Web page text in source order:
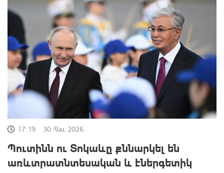
17:19 30 Հնս, 2026
Պուտինն ու Տոկաևը քննարկել են
առևտրատնտեսական և էներգետիկ